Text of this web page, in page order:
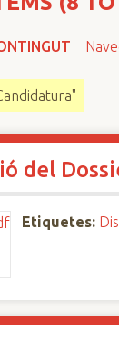
del
Etiquetes: